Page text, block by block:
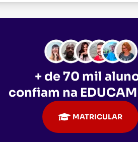
+ de 70 mil
confiam na
MATRICULAR